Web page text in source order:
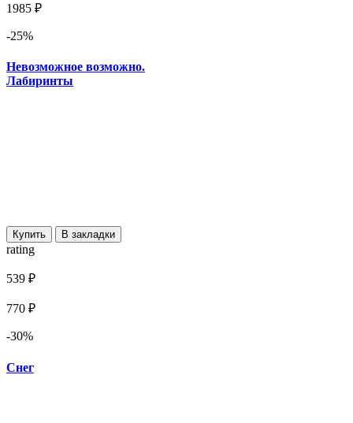
1985 ₽
-25%
Невозможное возможно.
Лабиринты
Купить В закладки
rating
539 ₽
770 ₽
-30%
Снег